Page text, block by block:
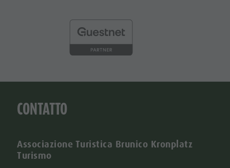
CONTATTO
Associazione Turistica Brunico Kronplatz
Turismo